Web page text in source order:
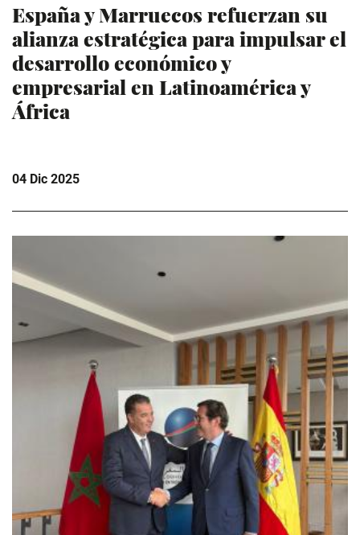
España y Marruecos refuerzan su
alianza estratégica para impulsar el
desarrollo económico y
empresarial en Latinoamérica y
África
04 Dic 2025